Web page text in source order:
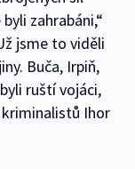
zahrabáni,“
jsme to viděli
Buča, Irpiň,
ruští vojáci,
kriminalistů Ihor